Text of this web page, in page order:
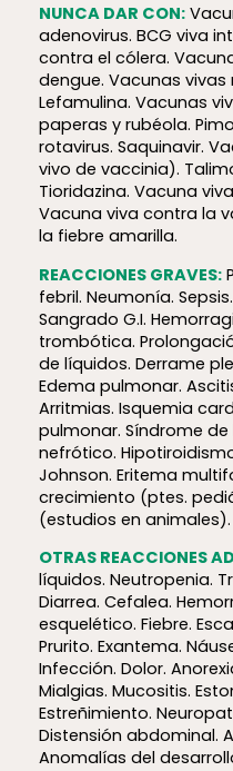
NUNCA DAR CON:
adenovirus. BCG viva
contra el cólera.
dengue. Vacunas
Lefamulina. Vacunas
paperas y rubéola.
rotavirus. Saquinavir.
vivo de vaccinia).
Tioridazina. Vacuna
Vacuna viva contra la
la fiebre amarilla.
REACCIONES GRAVES:
febril. Neumonía.
Sangrado G.I.
trombótica.
de líquidos. Derrame
Edema pulmonar.
Arritmias. Isquemia
pulmonar. Síndrome
nefrótico.
Johnson. Eritema
crecimiento (ptes.
(estudios en animales).
OTRAS REACCIONES
líquidos. Neutropenia.
Diarrea. Cefalea.
esquelético. Fiebre.
Prurito. Exantema.
Infección. Dolor.
Mialgias. Mucositis.
Estreñimiento.
Distensión abdominal.
Anomalías del